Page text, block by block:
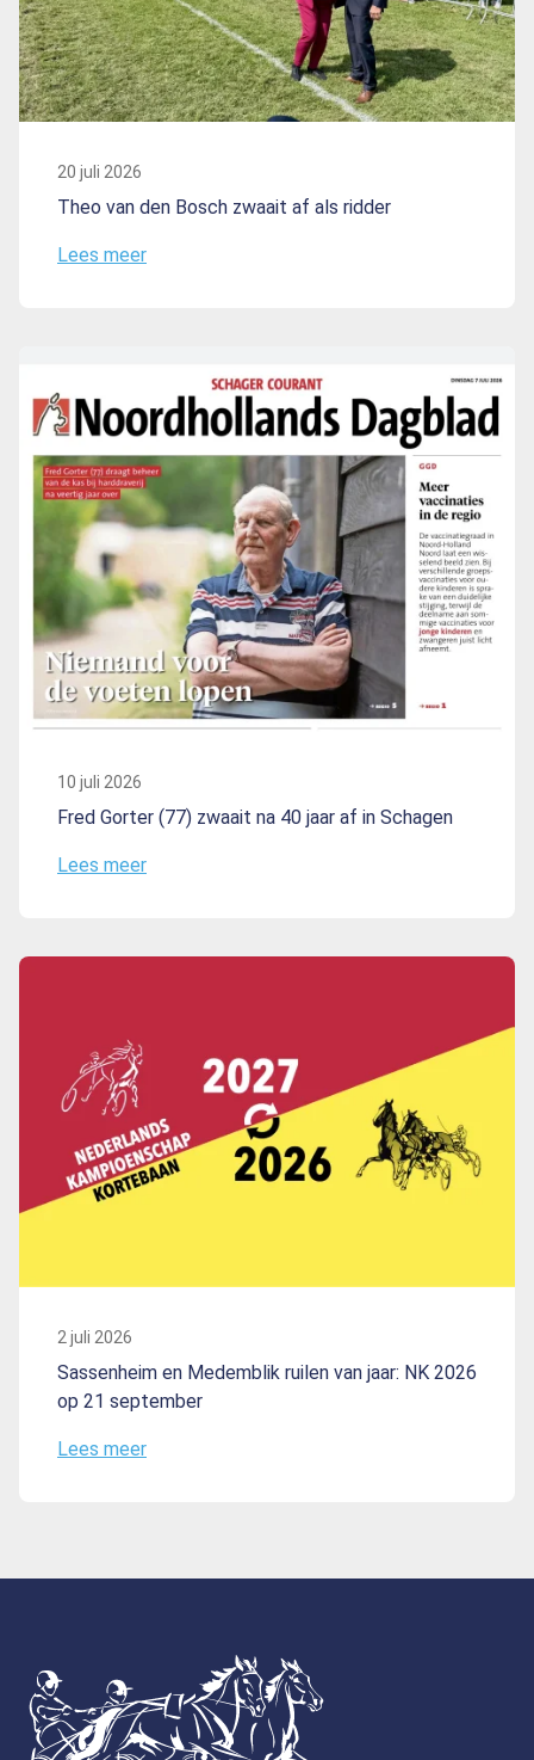
20 juli 2026
Theo van den Bosch zwaait af als ridder
Lees meer
10 juli 2026
Fred Gorter (77) zwaait na 40 jaar af in Schagen
Lees meer
2 juli 2026
Sassenheim en Medemblik ruilen van jaar: NK 2026
op 21 september
Lees meer